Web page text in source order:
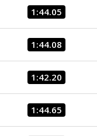
1:44.05
1:44.08
1:42.20
1:44.65